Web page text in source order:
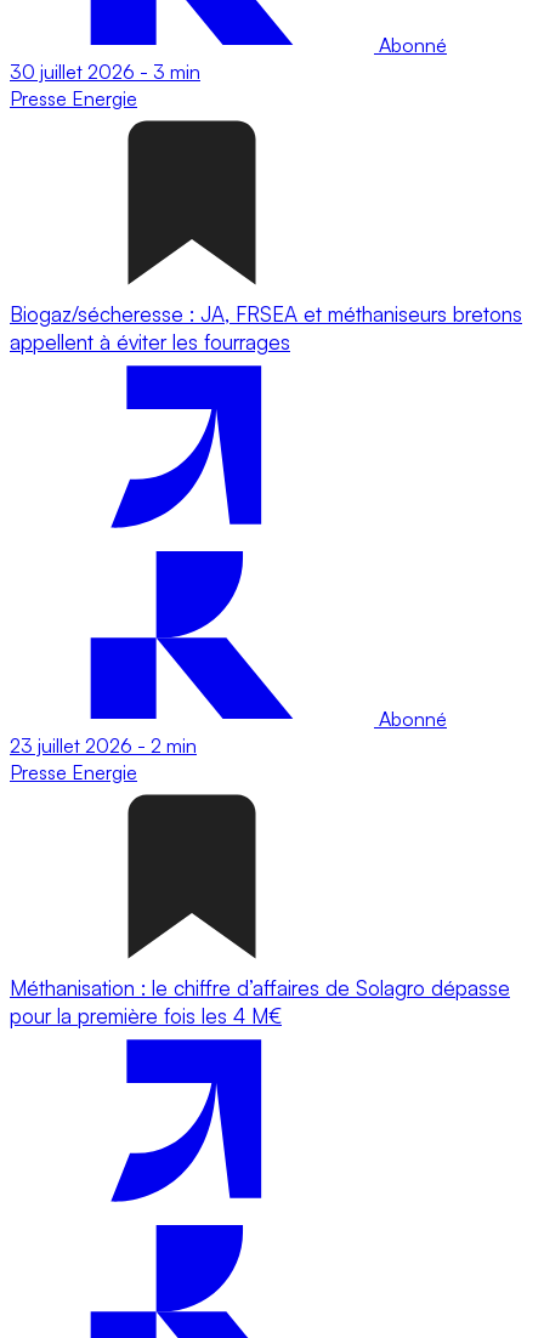
Abonné
30 juillet 2026 - 3 min
Presse Energie
Biogaz/sécheresse : JA, FRSEA et méthaniseurs bretons
appellent à éviter les fourrages
Abonné
23 juillet 2026 - 2 min
Presse Energie
Méthanisation : le chiffre d’affaires de Solagro dépasse
pour la première fois les 4 M€